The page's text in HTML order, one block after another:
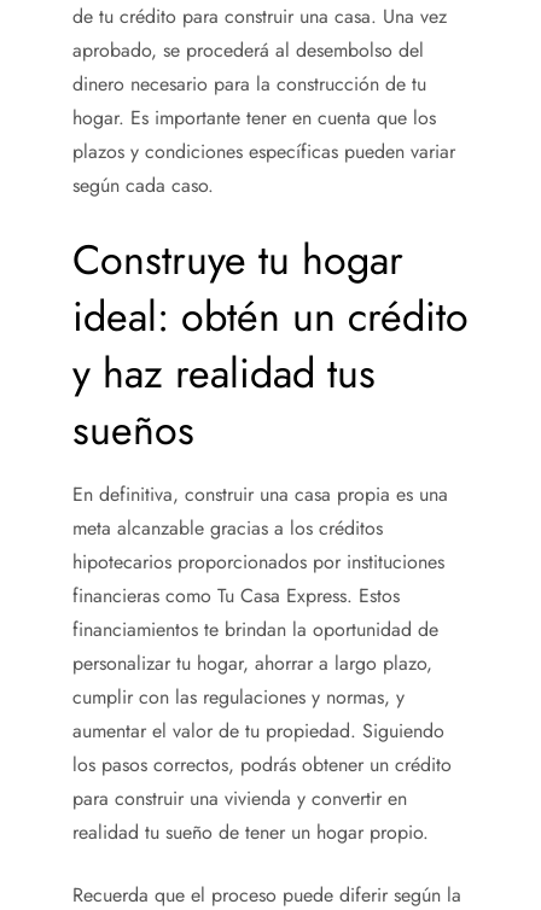
de tu crédito para construir una casa. Una vez
aprobado, se procederá al desembolso del
dinero necesario para la construcción de tu
hogar. Es importante tener en cuenta que los
plazos y condiciones específicas pueden variar
según cada caso.
Construye tu hogar
ideal: obtén un crédito
y haz realidad tus
sueños
En definitiva, construir una casa propia es una
meta alcanzable gracias a los créditos
hipotecarios proporcionados por instituciones
financieras como Tu Casa Express. Estos
financiamientos te brindan la oportunidad de
personalizar tu hogar, ahorrar a largo plazo,
cumplir con las regulaciones y normas, y
aumentar el valor de tu propiedad. Siguiendo
los pasos correctos, podrás obtener un crédito
para construir una vivienda y convertir en
realidad tu sueño de tener un hogar propio.
Recuerda que el proceso puede diferir según la